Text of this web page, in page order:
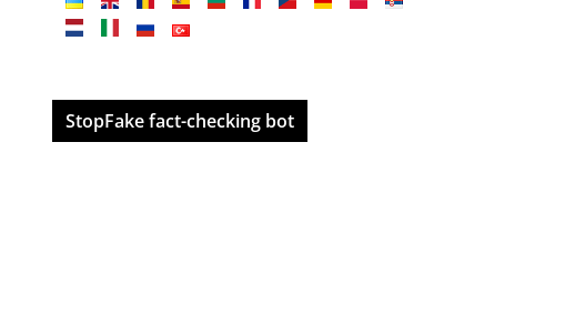
StopFake fact-checking bot